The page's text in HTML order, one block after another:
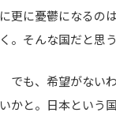
に更に憂鬱になるの
く。そんな国だと思う
でも、希望がない
いかと。日本という